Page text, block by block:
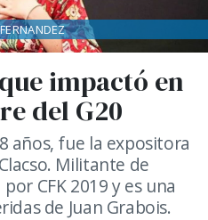
impactó en
del G20
años, fue la expositora
Militante de
CFK 2019 y es una
de Juan Grabois.